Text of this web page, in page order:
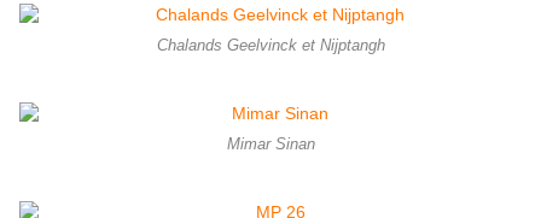
Chalands Geelvinck et Nijptangh
Mimar Sinan